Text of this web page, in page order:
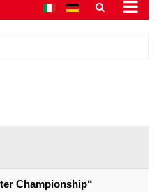
Championship“